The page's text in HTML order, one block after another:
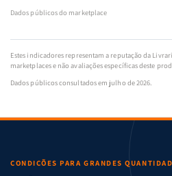
Dados públicos do marketplace
Estes indicadores representam a reputação da
marketplaces e não avaliações específicas deste
Dados públicos consultados em julho de 2026.
CONDIÇÕES PARA GRANDES